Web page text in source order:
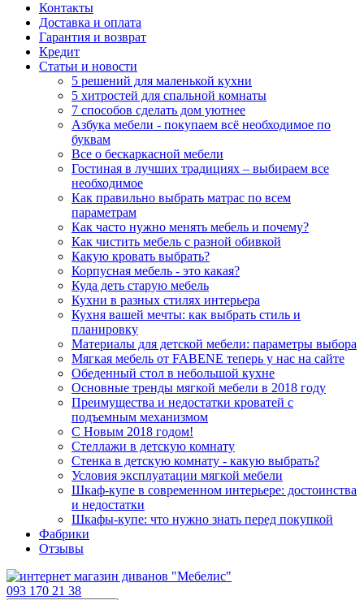
Контакты
Доставка и оплата
Гарантия и возврат
Кредит
Статьи и новости
5 решений для маленькой кухни
5 хитростей для спальной комнаты
7 способов сделать дом уютнее
Азбука мебели - покупаем всё необходимое по
буквам
Все о бескаркасной мебели
Гостиная в лучших традициях – выбираем все
необходимое
Как правильно выбрать матрас по всем
параметрам
Как часто нужно менять мебель и почему?
Как чистить мебель с разной обивкой
Какую кровать выбрать?
Корпусная мебель - это какая?
Куда деть старую мебель
Кухни в разных стилях интерьера
Кухня вашей мечты: как выбрать стиль и
планировку
Материалы для детской мебели: параметры выбора
Мягкая мебель от FABENE теперь у нас на сайте
Обеденный стол в небольшой кухне
Основные тренды мягкой мебели в 2018 году
Преимущества и недостатки кроватей с
подъемным механизмом
С Новым 2018 годом!
Стеллажи в детскую комнату
Стенка в детскую комнату - какую выбрать?
Условия эксплуатации мягкой мебели
Шкаф-купе в современном интерьере: достоинства
и недостатки
Шкафы-купе: что нужно знать перед покупкой
Фабрики
Отзывы
093 170 21 38